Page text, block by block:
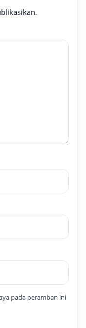
pada peramban ini